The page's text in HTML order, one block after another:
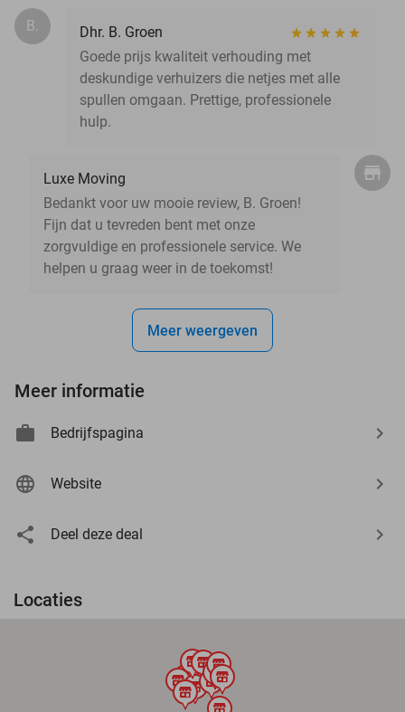
B.
Dhr. B. Groen
Goede prijs kwaliteit verhouding met
deskundige verhuizers die netjes met alle
spullen omgaan. Prettige, professionele
hulp.
Luxe Moving
Bedankt voor uw mooie review, B. Groen!
Fijn dat u tevreden bent met onze
zorgvuldige en professionele service. We
helpen u graag weer in de toekomst!
Meer weergeven
Meer informatie
Bedrijfspagina
Website
Deel deze deal
Locaties
store
store store
store
storestore
store
store
store
store
store